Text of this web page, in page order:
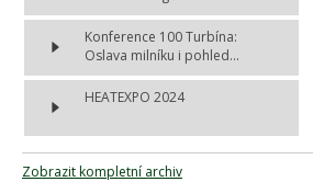
Konference 100 Turbína:
Oslava milníku i pohled...
HEATEXPO 2024
Zobrazit kompletní archiv